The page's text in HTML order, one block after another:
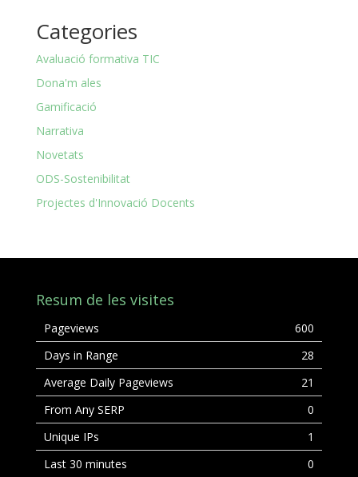
Categories
Avaluació formativa TIC
Dona'm ales
Gamificació
Narrativa
Novetats
ODS-Sostenibilitat
Projectes d'Innovació Docents
Resum de les visites
Pageviews
600
Days in Range
28
Average Daily Pageviews
21
From Any SERP
0
Unique IPs
1
Last 30 minutes
0